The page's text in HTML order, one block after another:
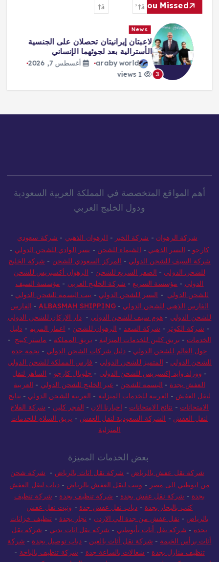
You Missed
News
لاعبتان إيرانيتان تحصلان على الجنسية
الأسترالية بعد لجوئهما الإنساني
araby world
أغسطس 7, 2026
1 views
أهم المواقع المتخصصة في المملكة العربية السعودية
ودول الخليج العربي
شركة الرهوان - شركة الخير - الرهوان الذهبي - شركة سعودي
كارجو - النسر الذهبي - الشيماء للشحن - نسر الوادي للشحن الدولي -
شركة السيف للشحن الدولي - المركز السعودي للشحن - شركة الخليج
للشحن الدولي - الصقر السريع للشحن - الرهوان أكسبريس للشحن
الدولي - مؤسسة السريع - شركة الخليج العربي - مؤسسة السيف
للشحن الدولي - النسر للشحن الدولي - بيت البسمة للشحن الدولي -
الفارس الذهبي للشحن الدولي -
ALBASMAH SHIPPING
- الفارس
للشحن الدولي - هوم سيف للشحن الدولي -دار الاركان للشحن الدولي
- شركة الكوثر - شركة السعد - الرهوان للشحن - اعمار المريم - دليل
الخدمات - بريق كلين للخدمات المنزلية - بريق المملكة - ماستر كينج -
حول العالم للشحن الدولي - دليل شركات الشحن الدولي - نجمة جدة
للشحن الدولي - المتميز للشحن الدولي - فارس المملكة للشحن الدولي
- وورلد وايد إكسبريس للشحن الدولي - جلوبال كارجو - الساهر لنقل
العفش بجدة - البسمه للشحن - عبر الخليج للشحن الدولي - العربية
لنقل العفش - العربية للخدمات المنزلية - العربية للشحن الدولي - نتايج
الامتحانات - نتائج الامتحانات - اخبارنا الان - الفجر كلين - شركة الفلاح
لنقل العفش - الشركة السعودية لنقل العفش - بريق السلام للخدمات
المنزلية
بعض الخدمات المميزة
شركة نقل عفش بالرياض - شركة نقل اثاث بالرياض - شركة شحن
من ابوظبي الى مصر - ونيت لنقل العفش بالرياض -دباب لنقل العفش
بجدة - شركة نقل عفش بجدة - شركة تنظيف بجدة - شركة تنظيف
كنب بالبخار بجدة - دباب نقل عفش جدة - ونيت نقل عفش
بالرياض - نقل عفش من جدة الي الاردن - نجار بجدة - تنظيف خزانات
بجدة - شركة نقل أثاث بأبوظبي - شركة نقل اثاث بدبي - شركة نقل
أثاث برأس الخيمة - شركة نقل أثاث بالعين - دباب توصيل بجدة - شركة
تنظيف منازل بجدة - شغالات بالساعة جدة - شركة تنظيف بالباحة -